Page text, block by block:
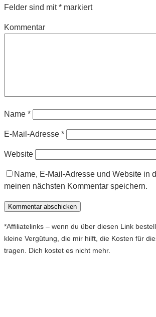
Felder sind mit* markiert
Kommentar
Name *
E-Mail-Adresse *
Website
Name, E-Mail-Adresse und Website in
meinen nächsten Kommentar speichern.
*Affiliatelinks – wenn du über diesen Link
kleine Vergütung, die mir hilft, die Kosten für
tragen. Dich kostet es nicht mehr.